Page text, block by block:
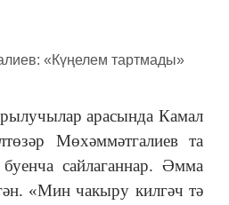
арасында Камал
Мөхәммәтгалиев та
сайлаганнар. Әмма
«Мин чакыру килгәч тә